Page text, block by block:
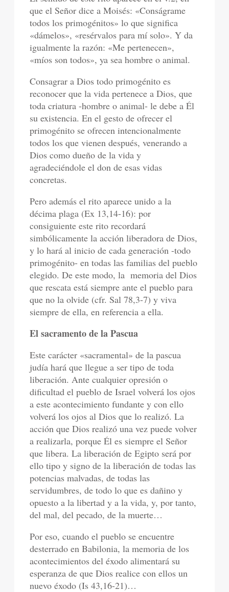
que el Señor dice a Moisés: «Conságrame
todos los primogénitos» lo que significa
«dámelos», «resérvalos para mí solo». Y da
igualmente la razón: «Me pertenecen»,
«míos son todos», ya sea hombre o animal.
Consagrar a Dios todo primogénito es
reconocer que la vida pertenece a Dios, que
toda criatura -hombre o animal- le debe a Él
su existencia. En el gesto de ofrecer el
primogénito se ofrecen intencionalmente
todos los que vienen después, venerando a
Dios como dueño de la vida y
agradeciéndole el don de esas vidas
concretas.
Pero además el rito aparece unido a la
décima plaga (Ex 13,14-16): por
consiguiente este rito recordará
simbólicamente la acción liberadora de Dios,
y lo hará al inicio de cada generación -todo
primogénito- en todas las familias del pueblo
elegido. De este modo, la memoria del Dios
que rescata está siempre ante el pueblo para
que no la olvide (cfr. Sal 78,3-7) y viva
siempre de ella, en referencia a ella.
El sacramento de la Pascua
Este carácter «sacramental» de la pascua
judía hará que llegue a ser tipo de toda
liberación. Ante cualquier opresión o
dificultad el pueblo de Israel volverá los ojos
a este acontecimiento fundante y con ello
volverá los ojos al Dios que lo realizó. La
acción que Dios realizó una vez puede volver
a realizarla, porque Él es siempre el Señor
que libera. La liberación de Egipto será por
ello tipo y signo de la liberación de todas las
potencias malvadas, de todas las
servidumbres, de todo lo que es dañino y
opuesto a la libertad y a la vida, y, por tanto,
del mal, del pecado, de la muerte…
Por eso, cuando el pueblo se encuentre
desterrado en Babilonia, la memoria de los
acontecimientos del éxodo alimentará su
esperanza de que Dios realice con ellos un
nuevo éxodo (Is 43,16-21)…